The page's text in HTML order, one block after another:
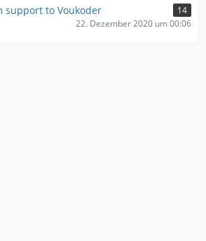
support to Voukoder
14
22. Dezember 2020 um 00:06